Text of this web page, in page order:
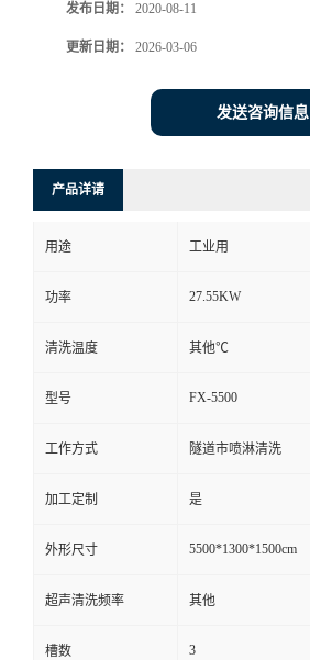
发布日期： 2020-08-11
更新日期： 2026-03-06
发送咨询信息
产品详请
用途 工业用
功率 27.55KW
清洗温度 其他℃
型号 FX-5500
工作方式 隧道市喷淋清洗
加工定制 是
外形尺寸 5500*1300*1500cm
超声清洗频率 其他
槽数 3